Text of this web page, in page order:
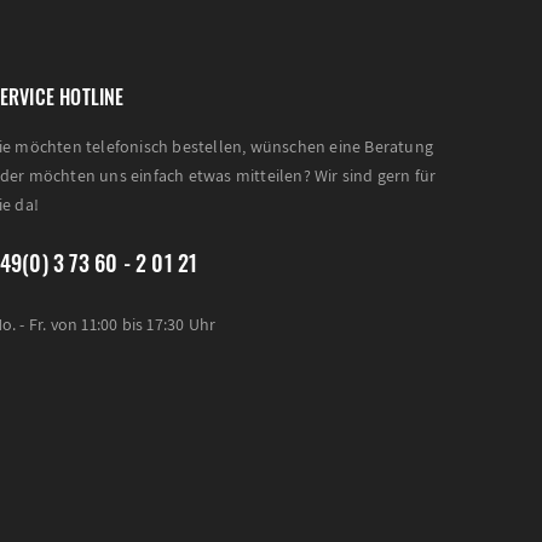
HOTLINE
möchten telefonisch bestellen, wünschen eine Beratung
möchten uns einfach etwas mitteilen? Wir sind gern für
da!
3 73 60 - 2 01 21
- Fr. von 11:00 bis 17:30 Uhr